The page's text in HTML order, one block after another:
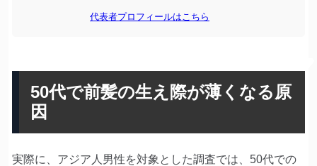
代表者プロフィールはこちら
50代で前髪の生え際が薄くなる原
因
実際に、アジア人男性を対象とした調査では、50代での